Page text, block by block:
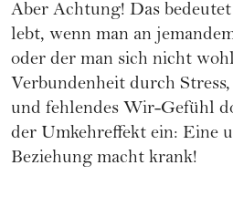
Aber Achtung! Das
lebt, wenn man an
oder der man sich nicht
Verbundenheit durch
und fehlendes Wir-Gefühl
der Umkehreffekt ein: Eine
Beziehung macht krank!